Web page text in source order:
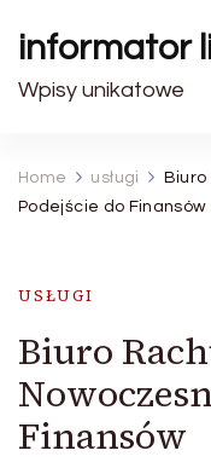
informator
Wpisy unikatowe
Home usługi
Podejście do Finansów
USŁUGI
Biuro
Finansów